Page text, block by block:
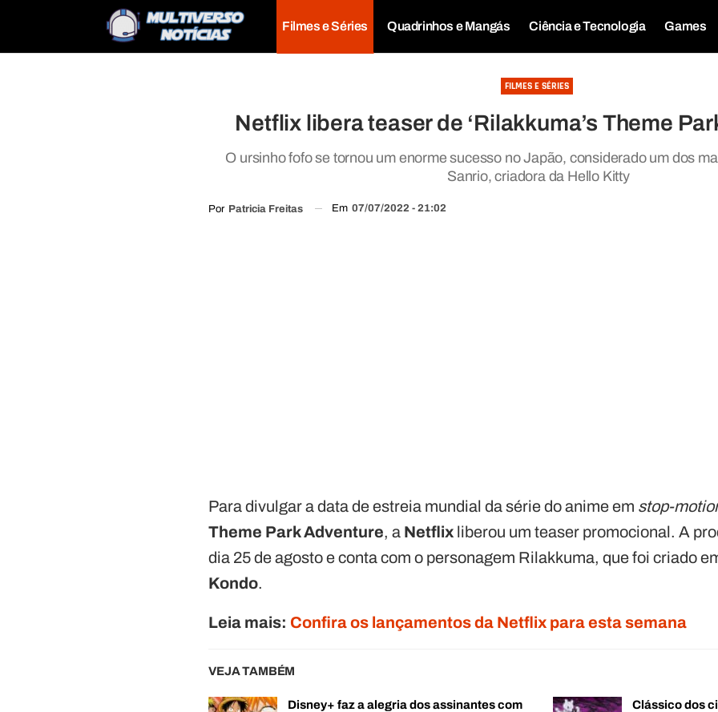
Filmes e Séries Quadrinhos e Mangás Ciência e Tecnologia Games
FILMES E SÉRIES
Netflix libera teaser de ‘Rilakkuma’s Theme
O ursinho fofo se tornou um enorme sucesso no Japão, considerado um dos
Sanrio, criadora da Hello Kitty
Por Patricia Freitas Em 07/07/2022 - 21:02
Para divulgar a data de estreia mundial da série do anime em stop-
Theme Park Adventure, a Netflix liberou um teaser promocional. A
dia 25 de agosto e conta com o personagem Rilakkuma, que foi criado
Kondo.
Leia mais: Confira os lançamentos da Netflix para esta semana
VEJA TAMBÉM
Disney+ faz a alegria dos assinantes com
Clássico dos